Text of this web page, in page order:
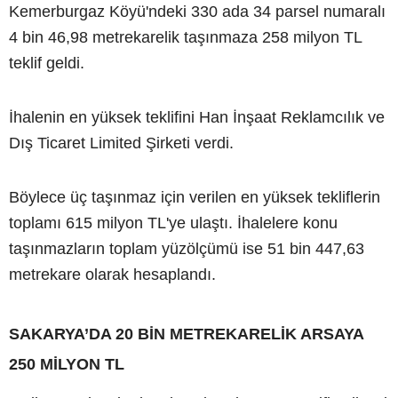
Kemerburgaz Köyü'ndeki 330 ada 34 parsel numaralı
4 bin 46,98 metrekarelik taşınmaza 258 milyon TL
teklif geldi.
İhalenin en yüksek teklifini Han İnşaat Reklamcılık ve
Dış Ticaret Limited Şirketi verdi.
Böylece üç taşınmaz için verilen en yüksek tekliflerin
toplamı 615 milyon TL'ye ulaştı. İhalelere konu
taşınmazların toplam yüzölçümü ise 51 bin 447,63
metrekare olarak hesaplandı.
SAKARYA’DA 20 BİN METREKARELİK ARSAYA
250 MİLYON TL